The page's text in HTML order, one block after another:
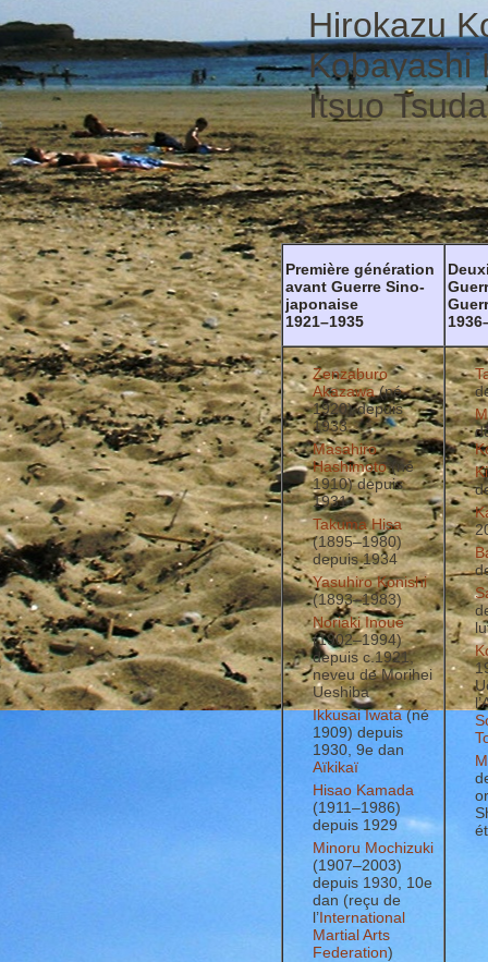
Hirokazu
Kobayashi
Itsuo
Première génération
avant Guerre Sino-
japonaise
1921–1935
Zenzaburo
Akazawa(né
1920) depuis
1933
Masahiro
Hashimoto(né
1910) depuis
1931
Takuma Hisa
(1895–1980)
depuis 1934
Yasuhiro Konishi
(1893–1983)
Noriaki Inoue
(1902–1994)
depuis c.1921,
neveu de Morihei
Ueshiba
Ikkusai Iwata(né
1909) depuis
1930, 9e dan
Aïkikaï
Hisao Kamada
(1911–1986)
depuis 1929
Minoru Mochizuki
(1907–2003)
depuis 1930, 10e
dan (reçu de
l’International
Martial Arts
Federation)